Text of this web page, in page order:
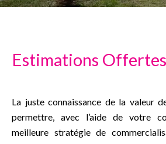
Estimations Offertes
La juste connaissance de la valeur
permettre, avec l’aide de votre
meilleure stratégie de